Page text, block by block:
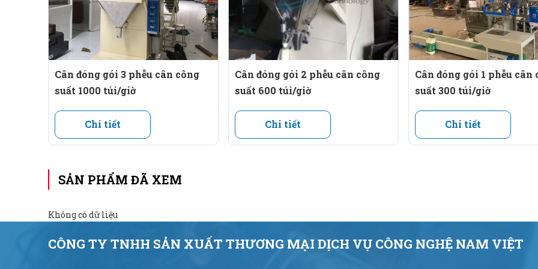
4. Ứng dụng thực tế.
Nhà máy sản xuất gạo xuất khẩu: Đáp ứng nhu cầu đóng bao lớn, chính xác cao.
Doanh nghiệp kinh doanh gạo sạch: Gói gọn gạo hữu cơ hoặc gạo đặc sản.
Hợp tác xã, xưởng sản xuất nhỏ: Phù hợp với dòng máy công suất 300 túi/giờ.
Video clip máy đóng gói gạo hoạt động.
Cân đóng gói 3 phễu cân công
suất 1000 túi/giờ
Chi tiết
Cân đóng gói 2 phễu cân công
suất 600 túi/giờ
Chi tiết
Cân đóng gói 1 phễu cân
suất 300 túi/giờ
Chi tiết
SẢN PHẨM ĐÃ XEM
Không có dữ liệu
CÔNG TY TNHH SẢN XUẤT THƯƠNG MẠI DỊCH VỤ CÔNG NGHỆ NAM VIỆT